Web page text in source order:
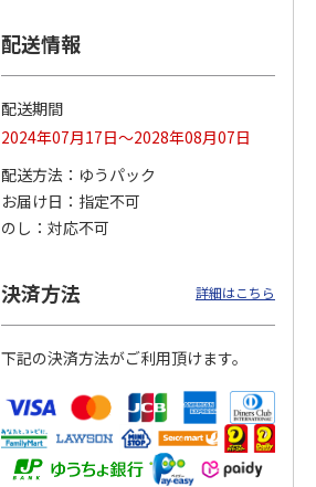
配送情報
配送期間
2024年07月17日～2028年08月07日
配送方法
ゆうパック
お届け日
指定不可
のし
対応不可
決済方法 詳細はこちら
下記の決済方法がご利用頂けます。